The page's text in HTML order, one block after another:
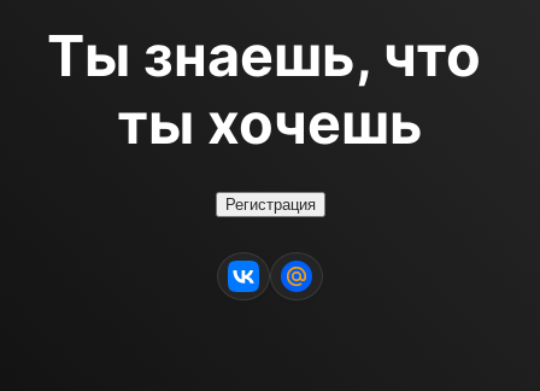
Ты знаешь, что
ты хочешь
Регистрация